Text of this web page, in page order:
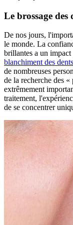
Le brossage des
De nos jours,
le monde. La
brillantes a un
blanchiment des dents
de nombreuses
de la recherche des
extrêmement
traitement,
de se concentrer